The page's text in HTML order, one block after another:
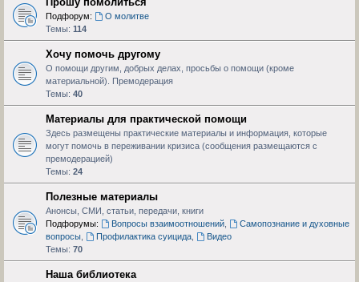
Подфорум:
О молитве
Темы: 114
Хочу помочь другому
О помощи другим, добрых делах, просьбы о помощи (кроме
материальной). Премодерация
Темы: 40
Материалы для практической помощи
Здесь размещены практические материалы и информация, которые
могут помочь в переживании кризиса (сообщения размещаются с
премодерацией)
Темы: 24
Полезные материалы
Анонсы, СМИ, статьи, передачи, книги
Подфорумы:
Вопросы взаимоотношений,
Самопознание и духовные
вопросы
Профилактика суицида,
Видео
Темы: 70
Наша библиотека